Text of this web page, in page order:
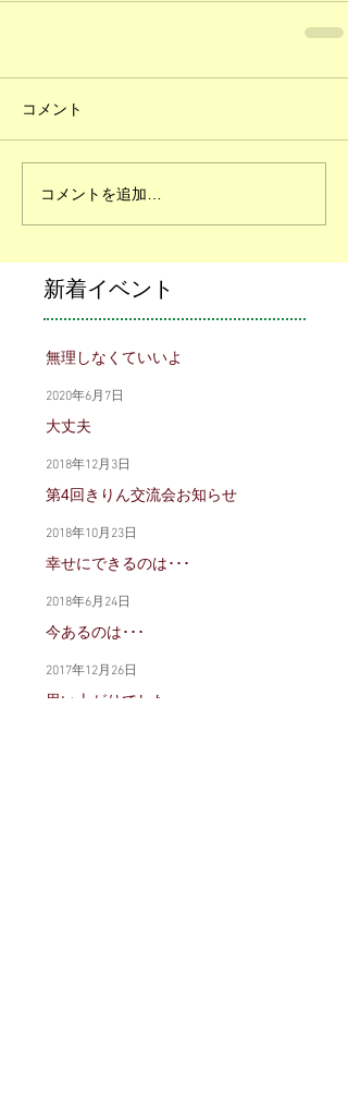
コメント
コメントを追加…
新着イベント
無理しなくていいよ
2020年6月7日
大丈夫
2018年12月3日
第4回きりん交流会お知らせ
2018年10月23日
幸せにできるのは･･･
2018年6月24日
今あるのは･･･
2017年12月26日
思い上がりでした